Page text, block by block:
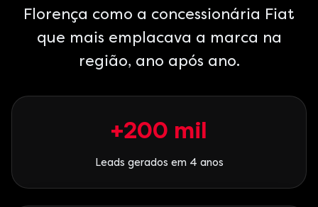
Florença como a concessionária Fiat
que mais emplacava a marca na
região, ano após ano.
+200 mil
Leads gerados em 4 anos